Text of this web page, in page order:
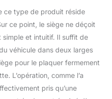
peut être
installé sur le
avant ou arrière de
plupart des voitures,
et SUV. Léger,
facile à installer
détachable, peut non
être utilisé
ce type de produit réside
ce point, le siège ne déçoit
simple et intuitif. Il suffit de
véhicule dans deux larges
pour le plaquer fermement
L’opération, comme l’a
pris qu’une